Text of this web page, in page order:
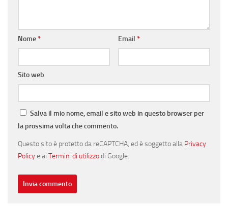
Nome* Email *
Sito web
Salva il mio nome, email e sito web in questo browser per
la prossima volta che commento.
Questo sito è protetto da reCAPTCHA, ed è soggetto alla Privacy
Policye ai Termini di utilizzodi Google.